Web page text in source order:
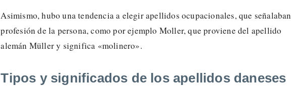
Asimismo, hubo una tendencia a elegir apellidos ocupacionales, que
profesión de la persona, como por ejemplo Moller, que proviene del apellido
alemán Müller y significa «molinero».
Tipos y significados de los apellidos daneses